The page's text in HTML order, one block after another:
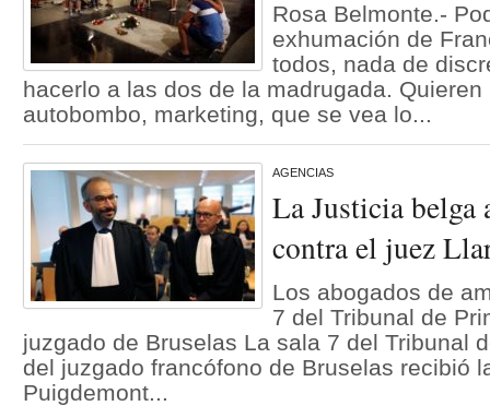
Rosa Belmonte.-
exhumación de
todos, nada de
hacerlo a las dos de la madrugada.
autobombo, marketing, que se vea lo...
AGENCIAS
La Justicia belga
contra el juez
Los abogados de
7 del Tribunal de
juzgado de Bruselas La sala 7 del Tribunal
del juzgado francófono de Bruselas recibió
Puigdemont...